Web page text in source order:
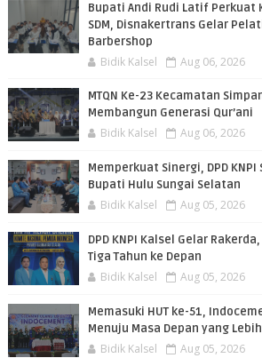
Bupati Andi Rudi Latif Perkuat
SDM, Disnakertrans Gelar
Barbershop
Bidik Kalsel Aug 06, 2026
MTQN Ke-23 Kecamatan
Membangun Generasi Qur’ani
Bidik Kalsel Aug 06, 2026
Memperkuat Sinergi, DPD
Bupati Hulu Sungai Selatan
Bidik Kalsel Aug 05, 2026
DPD KNPI Kalsel Gelar
Tiga Tahun ke Depan
Bidik Kalsel Aug 05, 2026
Memasuki HUT ke-51,
Menuju Masa Depan yang
Bidik Kalsel Aug 05, 2026